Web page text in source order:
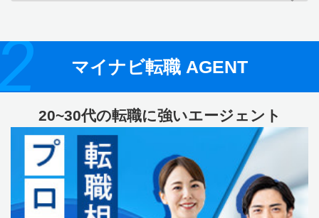
マイナビ転職 AGENT
20~30代の転職に強いエージェント